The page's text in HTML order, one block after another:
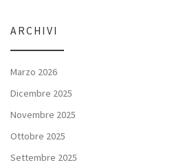
ARCHIVI
Marzo 2026
Dicembre 2025
Novembre 2025
Ottobre 2025
Settembre 2025